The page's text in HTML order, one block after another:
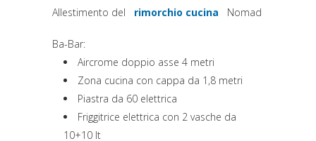
Allestimento del rimorchio cucina
(si apre in una nuova
Nomad
Ba-Bar:
Aircrome doppio asse 4 metri
Zona cucina con cappa da 1,8 metri
Piastra da 60 elettrica
Friggitrice elettrica con 2 vasche da
10+10 lt